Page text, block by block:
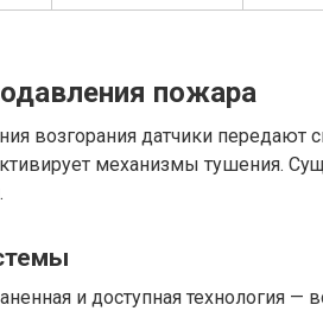
пожара
возгорания датчики передают
механизмы тушения.
и доступная технология